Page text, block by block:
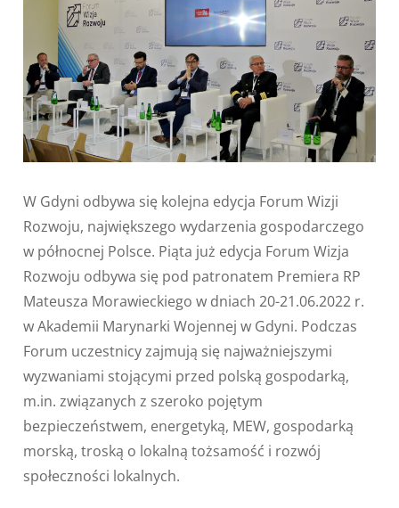
W Gdyni odbywa się kolejna edycja Forum Wizji
Rozwoju, największego wydarzenia gospodarczego
w północnej Polsce. Piąta już edycja Forum Wizja
Rozwoju odbywa się pod patronatem Premiera RP
Mateusza Morawieckiego w dniach 20-21.06.2022 r.
w Akademii Marynarki Wojennej w Gdyni. Podczas
Forum uczestnicy zajmują się najważniejszymi
wyzwaniami stojącymi przed polską gospodarką,
m.in. związanych z szeroko pojętym
bezpieczeństwem, energetyką, MEW, gospodarką
morską, troską o lokalną tożsamość i rozwój
społeczności lokalnych.